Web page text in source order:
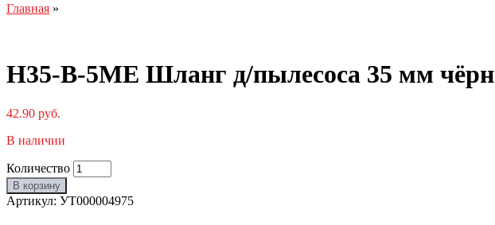
Главная »
H35-B-5ME Шланг д/пылесоса 35 мм чёрн
42.90 руб.
В наличии
Количество
В корзину
Артикул: УТ000004975